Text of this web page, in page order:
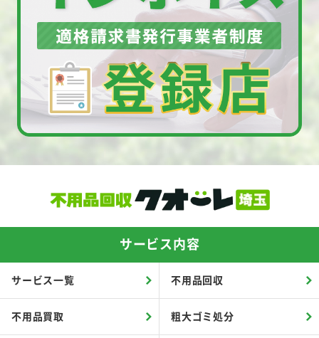
サービス内容
サービス一覧 不用品回収
不用品買取 粗大ゴミ処分